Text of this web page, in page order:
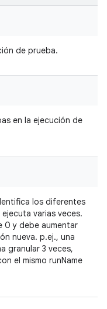
de prueba.
en la ejecución de
los diferentes
varias veces.
0 y debe aumentar
nueva. p.ej., una
granular 3 veces,
el mismo runName